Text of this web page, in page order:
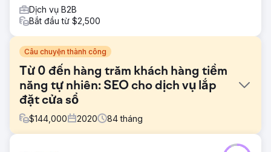
Dịch vụ B2B
Bắt đầu từ $2,500
Câu chuyện thành công
Từ 0 đến hàng trăm khách hàng tiềm
năng tự nhiên: SEO cho dịch vụ lắp
đặt cửa sổ
$144,000 2020 84 tháng